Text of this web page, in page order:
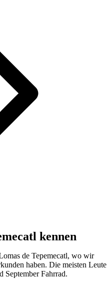
kennen
de Tepemecatl, wo wir
haben. Die meisten Leute
September Fahrrad.